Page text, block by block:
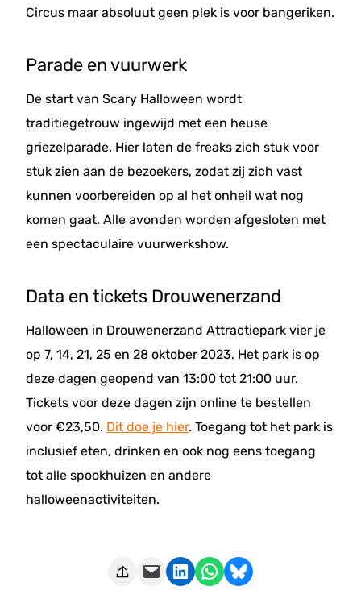
Circus maar absoluut geen plek is voor bangeriken.
Parade en vuurwerk
De start van Scary Halloween wordt
traditiegetrouw ingewijd met een heuse
griezelparade. Hier laten de freaks zich stuk voor
stuk zien aan de bezoekers, zodat zij zich vast
kunnen voorbereiden op al het onheil wat nog
komen gaat. Alle avonden worden afgesloten met
een spectaculaire vuurwerkshow.
Data en tickets Drouwenerzand
Halloween in Drouwenerzand Attractiepark vier je
op 7, 14, 21, 25 en 28 oktober 2023. Het park is op
deze dagen geopend van 13:00 tot 21:00 uur.
Tickets voor deze dagen zijn online te bestellen
voor €23,50. Dit doe je hier. Toegang tot het park is
inclusief eten, drinken en ook nog eens toegang
tot alle spookhuizen en andere
halloweenactiviteiten.
Deze pagina e-mailen Delen op LinkedIn Delen via WhatsApp Share on Bluesky